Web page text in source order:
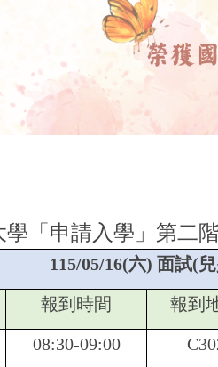
曾秀雲老師獲國科
學「申請入學」第二
115/05/16(六) 面試(
報到時間 報到
08:30-09:00